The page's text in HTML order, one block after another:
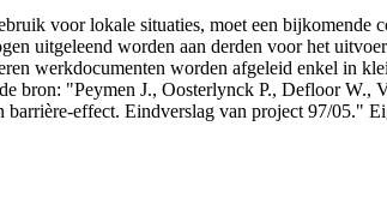
voor lokale situaties, moet een
uitgeleend worden aan derden voor het
werkdocumenten worden afgeleid enkel in
bron: "Peymen J., Oosterlynck P., Defloor
effect. Eindverslag van project 97/05."